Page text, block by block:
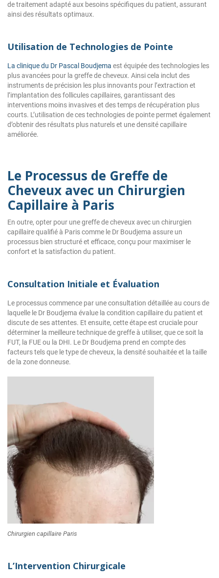
de traitement adapté aux besoins spécifiques du patient, assurant
ainsi des résultats optimaux.
Utilisation de Technologies de Pointe
La clinique du Dr Pascal Boudjema est équipée des technologies les
plus avancées pour la greffe de cheveux. Ainsi cela inclut des
instruments de précision les plus innovants pour l’extraction et
l’implantation des follicules capillaires, garantissant des
interventions moins invasives et des temps de récupération plus
courts. L’utilisation de ces technologies de pointe permet également
d’obtenir des résultats plus naturels et une densité capillaire
améliorée.
Le Processus de Greffe de
Cheveux avec un Chirurgien
Capillaire à Paris
En outre, opter pour une greffe de cheveux avec un chirurgien
capillaire qualifié à Paris comme le Dr Boudjema assure un
processus bien structuré et efficace, conçu pour maximiser le
confort et la satisfaction du patient.
Consultation Initiale et Évaluation
Le processus commence par une consultation détaillée au cours de
laquelle le Dr Boudjema évalue la condition capillaire du patient et
discute de ses attentes. Et ensuite, cette étape est cruciale pour
déterminer la meilleure technique de greffe à utiliser, que ce soit la
FUT, la FUE ou la DHI. Le Dr Boudjema prend en compte des
facteurs tels que le type de cheveux, la densité souhaitée et la taille
de la zone donneuse.
Chirurgien capillaire Paris
L’Intervention Chirurgicale